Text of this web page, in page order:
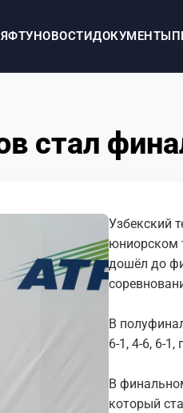
ФТУНОВОСТИДОКУМЕНТЫ
стал
Узбекский
юниорском
дошёл до
В
6-1, 4-6, 6-
В
который